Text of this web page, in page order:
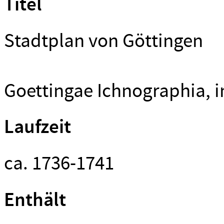
Stadtplan von Göttingen
Goettingae Ichnographia,
Laufzeit
ca. 1736-1741
Enthält